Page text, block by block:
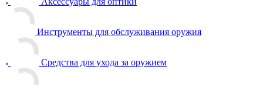
Инструменты для обслуживания оружия
Средства для ухода за оружием